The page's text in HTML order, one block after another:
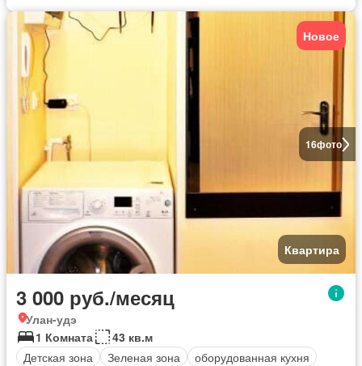
16фото
Новое
Квартира
3 000 руб./месяц
Улан-удэ
1 Комната
43 кв.м
Детская зона
Зеленая зона
оборудованная кухня